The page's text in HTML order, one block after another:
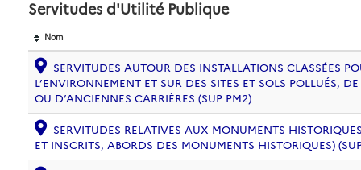
Servitudes d'Utilité Publique
Nom
SERVITUDES AUTOUR DES INSTALLATIONS CLASSÉES
L’ENVIRONNEMENT ET SUR DES SITES ET SOLS POLLUÉS,
OU D’ANCIENNES CARRIÈRES (SUP PM2)
SERVITUDES RELATIVES AUX MONUMENTS
ET INSCRITS, ABORDS DES MONUMENTS HISTORIQUES)